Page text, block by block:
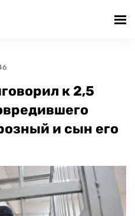
к 2,5
и сын его